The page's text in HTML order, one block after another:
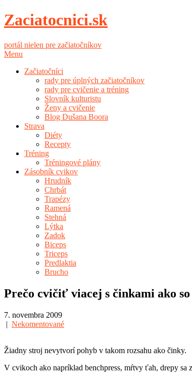
Zaciatocnici.sk
portál nielen pre začiatočníkov
Menu
Začiatočníci
rady pre úplných začiatočníkov
rady pre cvičenie a tréning
Slovník kulturistu
Ženy a cvičenie
Blog Dušana Boora
Strava
Diéty
Recepty
Tréning
Tréningové plány
Zásobník cvikov
Hrudník
Chrbát
Trapézy
Ramená
Stehná
Lýtka
Zadok
Biceps
Triceps
Predlaktia
Brucho
Prečo cvičiť viacej s činkami ako
7. novembra 2009
| Nekomentované
Žiadny stroj nevytvorí pohyb v takom rozsahu ako činky.
V cvikoch ako napríklad benchpress, mŕtvy ťah, drepy